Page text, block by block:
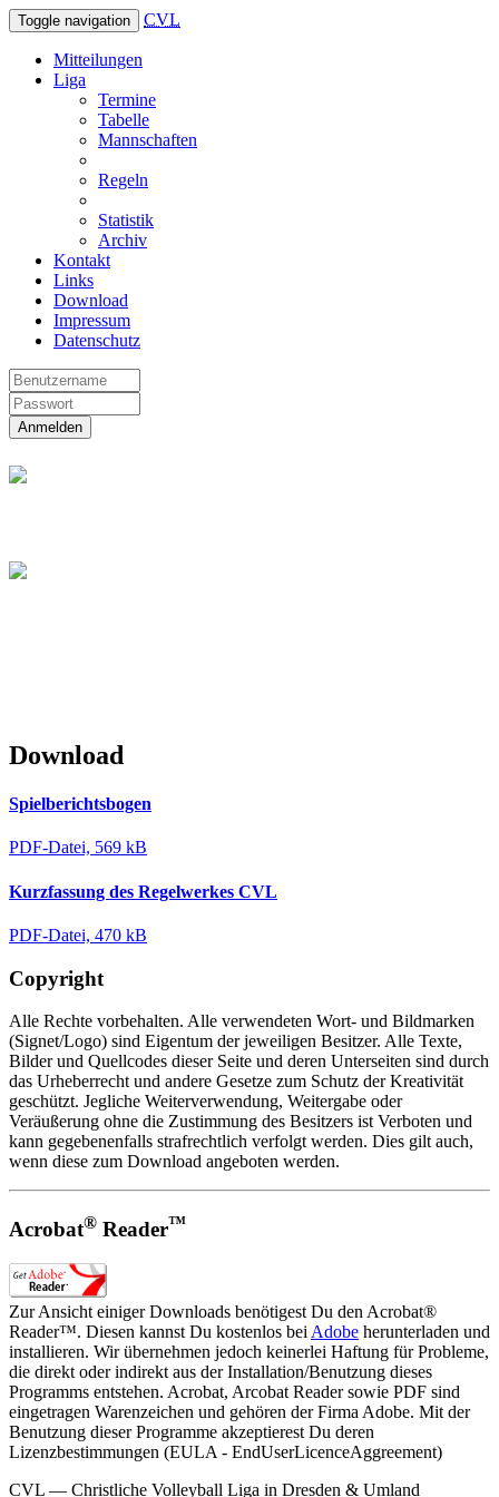
Toggle navigation CVL
Mitteilungen
Liga
Termine
Tabelle
Mannschaften
Regeln
Statistik
Archiv
Kontakt
Links
Download
Impressum
Datenschutz
Anmelden
Download
Spielberichtsbogen
PDF-Datei, 569 kB
Kurzfassung des Regelwerkes CVL
PDF-Datei, 470 kB
Copyright
Alle Rechte vorbehalten. Alle verwendeten Wort- und Bildmarken
(Signet/Logo) sind Eigentum der jeweiligen Besitzer. Alle Texte,
Bilder und Quellcodes dieser Seite und deren Unterseiten sind durch
das Urheberrecht und andere Gesetze zum Schutz der Kreativität
geschützt. Jegliche Weiterverwendung, Weitergabe oder
Veräußerung ohne die Zustimmung des Besitzers ist Verboten und
kann gegebenenfalls strafrechtlich verfolgt werden. Dies gilt auch,
wenn diese zum Download angeboten werden.
Acrobat® Reader™
Zur Ansicht einiger Downloads benötigest Du den Acrobat®
Reader™. Diesen kannst Du kostenlos bei Adobe herunterladen und
installieren. Wir übernehmen jedoch keinerlei Haftung für Probleme,
die direkt oder indirekt aus der Installation/Benutzung dieses
Programms entstehen. Acrobat, Arcobat Reader sowie PDF sind
eingetragen Warenzeichen und gehören der Firma Adobe. Mit der
Benutzung dieser Programme akzeptierest Du deren
Lizenzbestimmungen (EULA - EndUserLicenceAggreement)
CVL — Christliche Volleyball Liga in Dresden & Umland